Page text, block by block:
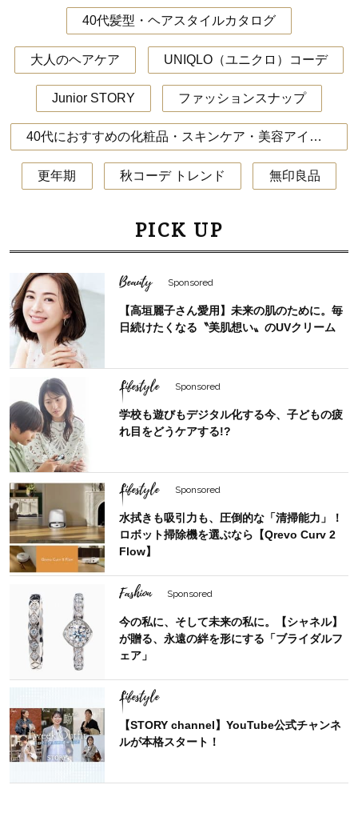
40代髪型・ヘアスタイルカタログ
大人のヘアケア UNIQLO（ユニクロ）コーデ
Junior STORY ファッションスナップ
40代におすすめの化粧品・スキンケア・美容アイテム
更年期 秋コーデ トレンド 無印良品
PICK UP
Beauty Sponsored
【高垣麗子さん愛用】未来の肌のために。毎
日続けたくなる〝美肌想い〟のUVクリーム
Lifestyle Sponsored
学校も遊びもデジタル化する今、子どもの疲
れ目をどうケアする!?
Lifestyle Sponsored
水拭きも吸引力も、圧倒的な「清掃能力」！
ロボット掃除機を選ぶなら【Qrevo Curv 2
Flow】
Fashion Sponsored
今の私に、そして未来の私に。【シャネル】
が贈る、永遠の絆を形にする「ブライダルフ
ェア」
Lifestyle
【STORY channel】YouTube公式チャンネ
ルが本格スタート！